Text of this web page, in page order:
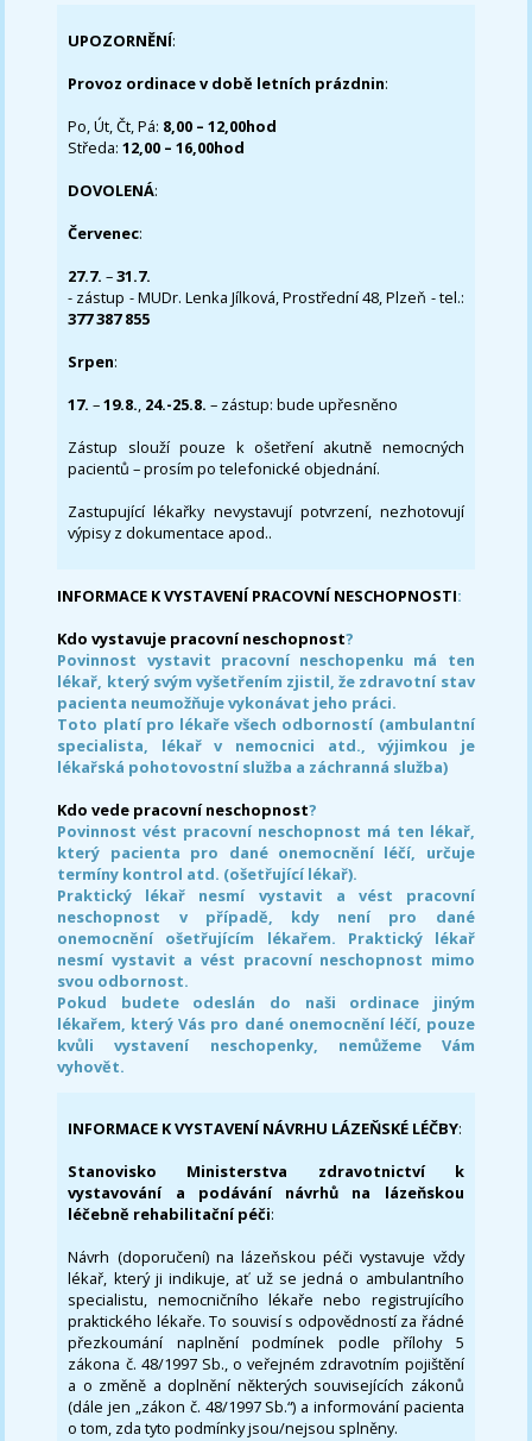
UPOZORNĚNÍ:
Provoz ordinace v době letních prázdnin:
Po, Út, Čt, Pá: 8,00 – 12,00hod
Středa:12,00 – 16,00hod
DOVOLENÁ:
Červenec:
27.7.–31.7.
- zástup - MUDr. Lenka Jílková, Prostřední 48, Plzeň - tel.:
377 387 855
Srpen:
17. –19.8., 24.-25.8. – zástup: bude upřesněno
Zástup slouží pouze k ošetření akutně nemocných
pacientů – prosím po telefonické objednání.
Zastupující lékařky nevystavují potvrzení, nezhotovují
výpisy z dokumentace apod..
INFORMACE K VYSTAVENÍ PRACOVNÍ NESCHOPNOSTI:
Kdo vystavuje pracovní neschopnost?
Povinnost vystavit pracovní neschopenku má ten
lékař, který svým vyšetřením zjistil, že zdravotní stav
pacienta neumožňuje vykonávat jeho práci.
Toto platí pro lékaře všech odborností (ambulantní
specialista, lékař v nemocnici atd., výjimkou je
lékařská pohotovostní služba a záchranná služba)
Kdo vede pracovní neschopnost?
Povinnost vést pracovní neschopnost má ten lékař,
který pacienta pro dané onemocnění léčí, určuje
termíny kontrol atd. (ošetřující lékař).
Praktický lékař nesmí vystavit a vést pracovní
neschopnost v případě, kdy není pro dané
onemocnění ošetřujícím lékařem. Praktický lékař
nesmí vystavit a vést pracovní neschopnost mimo
svou odbornost.
Pokud budete odeslán do naši ordinace jiným
lékařem, který Vás pro dané onemocnění léčí, pouze
kvůli vystavení neschopenky, nemůžeme Vám
vyhovět.
INFORMACE K VYSTAVENÍ NÁVRHU LÁZEŇSKÉ LÉČBY:
Stanovisko Ministerstva zdravotnictví k
vystavování a podávání návrhů na lázeňskou
léčebně rehabilitační péči:
Návrh (doporučení) na lázeňskou péči vystavuje vždy
lékař, který ji indikuje, ať už se jedná o ambulantního
specialistu, nemocničního lékaře nebo registrujícího
praktického lékaře. To souvisí s odpovědností za řádné
přezkoumání naplnění podmínek podle přílohy 5
zákona č. 48/1997 Sb., o veřejném zdravotním pojištění
a o změně a doplnění některých souvisejících zákonů
(dále jen „zákon č. 48/1997 Sb.“) a informování pacienta
o tom, zda tyto podmínky jsou/nejsou splněny.